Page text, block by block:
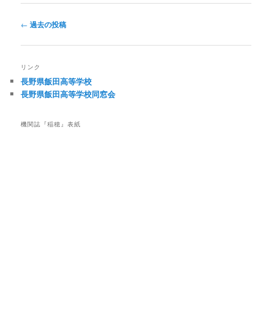
投
ナ
ゲ
ー
シ
ン
← 過去の投稿
リンク
長野県飯田高等学校
長野県飯田高等学校同窓会
機関誌『稲穂』表紙